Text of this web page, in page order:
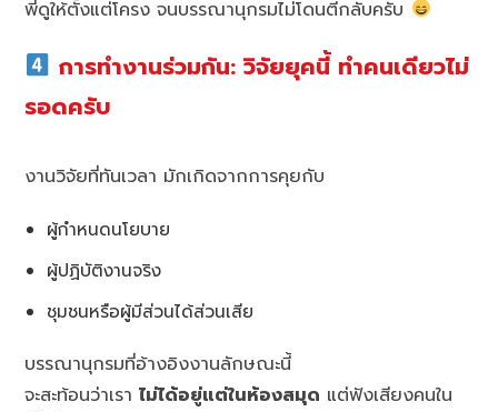
พี่ดูให้ตั้งแต่โครง จนบรรณานุกรมไม่โดนตีกลับครับ
การทำงานร่วมกัน: วิจัยยุคนี้ ทำคนเดียวไม่
รอดครับ
งานวิจัยที่ทันเวลา มักเกิดจากการคุยกับ
ผู้กำหนดนโยบาย
ผู้ปฏิบัติงานจริง
ชุมชนหรือผู้มีส่วนได้ส่วนเสีย
บรรณานุกรมที่อ้างอิงงานลักษณะนี้
จะสะท้อนว่าเราไม่ได้อยู่แต่ในห้องสมุด แต่ฟังเสียงคนใน